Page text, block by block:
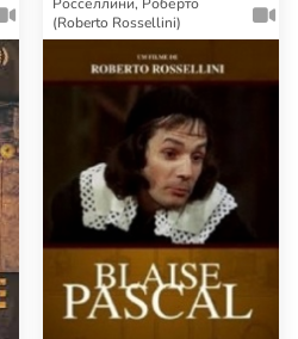
Росселлини, Роберто
(Roberto Rossellini)